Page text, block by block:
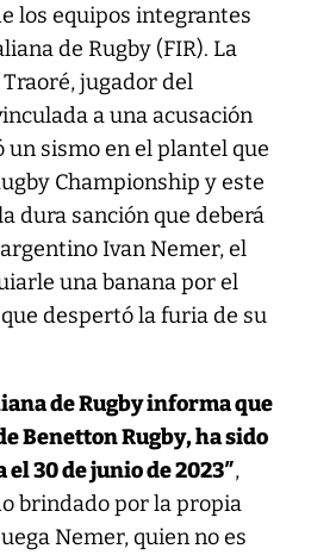
los equipos integrantes
de Rugby (FIR). La
jugador del
a una acusación
sismo en el plantel que
Championship y este
dura sanción que deberá
Ivan Nemer, el
una banana por el
despertó la furia de su
de Rugby informa que
Benetton Rugby, ha sido
30 de junio de 2023″,
brindado por la propia
Nemer, quien no es